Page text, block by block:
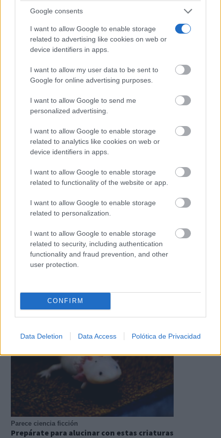
Google consents
I want to allow Google to enable storage
related to advertising like cookies on web or
device identifiers in apps.
I want to allow my user data to be sent to
Google for online advertising purposes.
I want to allow Google to send me
personalized advertising.
I want to allow Google to enable storage
related to analytics like cookies on web or
device identifiers in apps.
I want to allow Google to enable storage
related to functionality of the website or app.
I want to allow Google to enable storage
related to personalization.
I want to allow Google to enable storage
related to security, including authentication
functionality and fraud prevention, and other
user protection.
CONFIRM
Data Deletion Data Access Polótica de Privacidad
Pasaportes que abren puertas
Los pasaportes más poderosos del mundo, ¿está el
tuyo?
Parece ciencia ficción
Prepárate para alucinar con estas criaturas